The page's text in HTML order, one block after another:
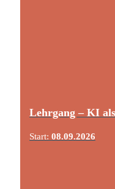
Lehrgang – KI
Start: 08.09.2026